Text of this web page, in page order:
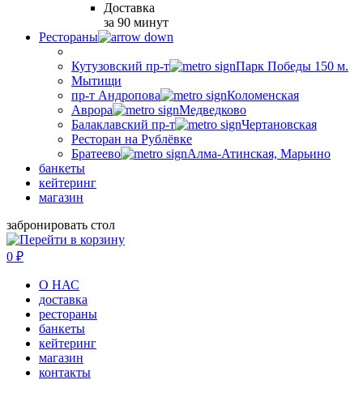
Доставка
за 90 минут
Рестораны
Кутузовский пр-т
Парк Победы 150 м.
Мытищи
пр-т Андропова
Коломенская
Аврора
Медведково
Балаклавский пр-т
Чертановская
Ресторан на Рублёвке
Братеево
Алма-Атинская, Марьино
банкеты
кейтеринг
магазин
забронировать стол
0 ₽
О НАС
доставка
рестораны
банкеты
кейтеринг
магазин
контакты